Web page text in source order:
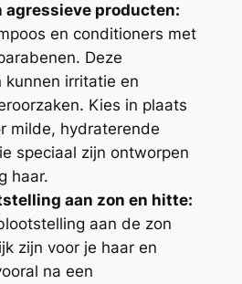
agressieve producten:
en conditioners met
Deze
kunnen irritatie en
Kies in plaats
milde, hydraterende
speciaal zijn ontworpen
haar.
aan zon en hitte:
aan de zon
zijn voor je haar en
na een